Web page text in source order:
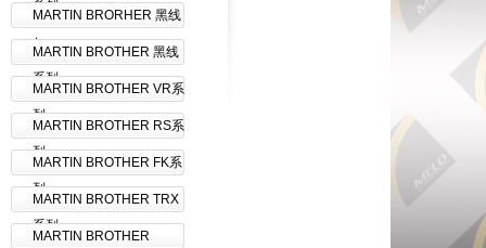
系列
MARTIN BRORHER 黑线
+
MARTIN BROTHER 黑线
系列
MARTIN BROTHER VR系
列
MARTIN BROTHER RS系
列
MARTIN BROTHER FK系
列
MARTIN BROTHER TRX
系列
MARTIN BROTHER